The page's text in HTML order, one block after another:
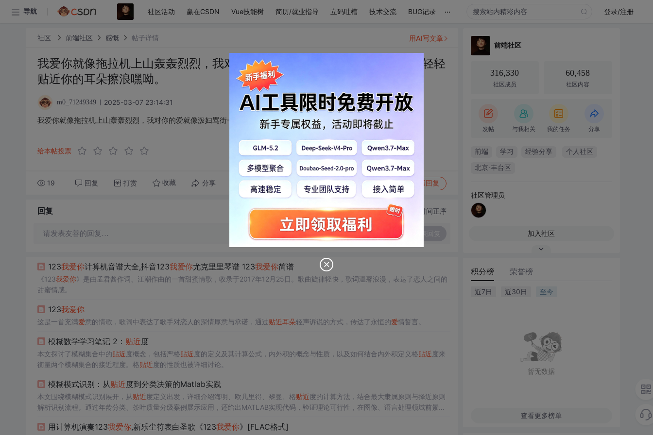
导航 社区活动 赢在CSDN Vue技能树 简历/就业指导 立码吐槽 技术交流 BUG记录 ... 登录/注册
社区 前端社区 感慨 帖子详情
我爱你就像拖拉机上山轰轰烈烈，我对你的爱就像泼妇骂街一样滔滔不绝。轻轻
贴近你的耳朵擦浪嘿呦。
m0_71249349 2025-03-07 23:14:31
我爱你就像拖拉机上山轰轰烈烈，我对你的爱就像泼妇骂街一样滔滔不绝。轻轻贴近你的耳朵擦浪嘿呦。
给本帖投票
19 回复 打赏 收藏 分享 转发到动态 举报 写回复
用AI写文章
回复 切换为时间正序
请发表友善的回复…
123我爱你计算机音谱大全,抖音123我爱你尤克里里琴谱 123我爱你简谱
《123我爱你》是由孟君酱作词、江潮作曲的一首甜蜜情歌，收录于2017年12月25日。歌曲旋律轻快，歌词温馨浪漫，表达了恋人之间的
甜蜜情感。
123我爱你
这是一首充满爱意的情歌，歌词中表达了歌手对恋人的深情厚意与承诺，通过贴近耳朵轻声诉说的方式，传达了永恒的爱情誓言。
模糊数学学习笔记 2： 贴近度
本文探讨了模糊集合中的贴近度概念，包括严格贴近度的定义及其计算公式，内外积的概念与性质，以及如何结合内外积定义格贴近度来
衡量两个模糊集合的接近程度。格贴近度的性质也被详细讨论。
模糊模式识别：从贴近度到分类决策的Matlab实践
本文围绕模糊模式识别展开，从贴近度定义出发，详细介绍海明、欧几里得、黎曼、格贴近度的计算方法，结合最大隶属原则与择近原则
解析识别流程。通过年龄分类、茶叶质量分级案例展示应用，还给出MATLAB实现代码，验证理论可行性，在图像、语言处理领域前景广
用计算机演奏123我爱你,新乐尘符表白圣歌《123我爱你》[FLAC格式]
前端社区
316,330
社区成员
60,458
社区内容
发帖 与我相关 我的任务 分享
前端 学习 经验分享 个人社区
北京·丰台区
社区管理员
加入社区
积分榜 荣誉榜
近7日 近30日 至今
暂无数据
查看更多榜单